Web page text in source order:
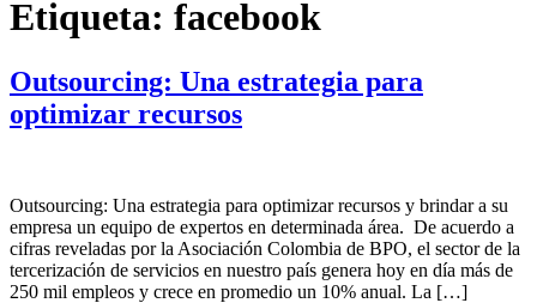
Etiqueta: facebook
Outsourcing: Una estrategia para
optimizar recursos
Outsourcing: Una estrategia para optimizar recursos y brindar a su
empresa un equipo de expertos en determinada área. De acuerdo a
cifras reveladas por la Asociación Colombia de BPO, el sector de la
tercerización de servicios en nuestro país genera hoy en día más de
250 mil empleos y crece en promedio un 10% anual. La […]